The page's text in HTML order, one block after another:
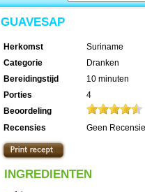
GUAVESAP
Herkomst
Suriname
Categorie
Dranken
Bereidingstijd
10 minuten
Porties
4
Beoordeling
Recensies
Geen
INGREDIENTEN